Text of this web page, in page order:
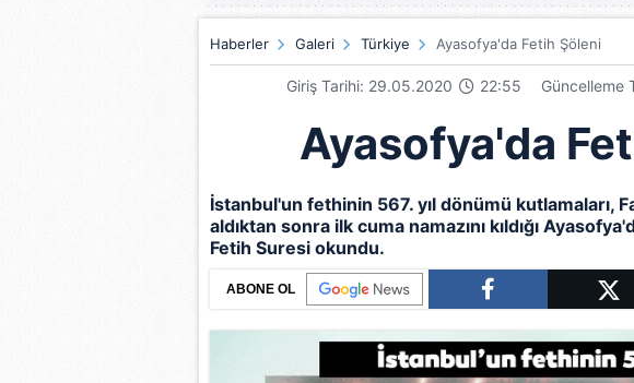
Haberler Galeri Türkiye Ayasofya'da Fetih Şöleni
Giriş Tarihi: 29.05.2020 22:55 Güncelleme
Ayasofya'da
İstanbul'un fethinin 567. yıl dönümü kutlamaları,
aldıktan sonra ilk cuma namazını kıldığı
Fetih Suresi okundu.
ABONE OL